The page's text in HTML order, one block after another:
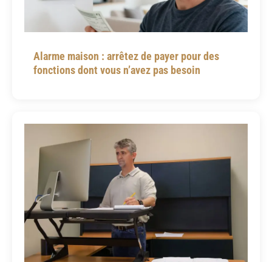
Alarme maison : arrêtez de payer pour des
fonctions dont vous n’avez pas besoin